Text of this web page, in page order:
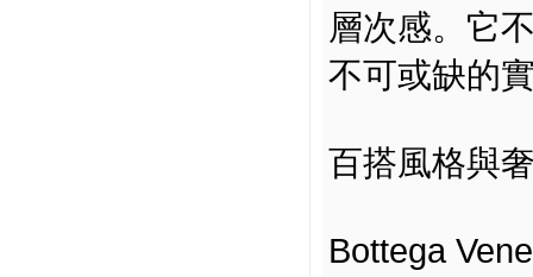
層次感。它
不可或缺的
百搭風格與
Bottega